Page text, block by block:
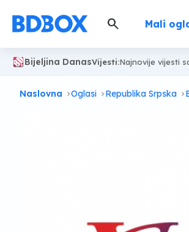
search Mali
Bijeljina DanasVijesti:Najnovije vijesti
Naslovna Oglasi Republika Srpska